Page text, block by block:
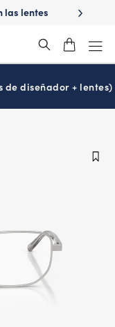
las lentes
¿Es
de diseñador + lentes)